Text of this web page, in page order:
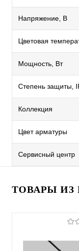
Напряжение, В
Цветовая
Мощность, Вт
Степень защиты,
Коллекция
Цвет арматуры
Сервисный центр
ТОВАРЫ